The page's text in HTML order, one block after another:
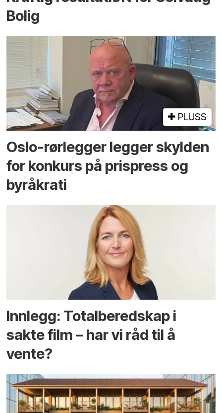
Bolig
PLUSS
Oslo-rørlegger legger skylden
for konkurs på prispress og
byråkrati
Innlegg: Totalberedskap i
sakte film – har vi råd til å
vente?